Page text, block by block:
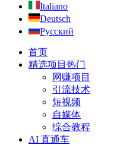
Italiano
Deutsch
Русский
首页
精选项目 热门
网赚项目
引流技术
短视频
自媒体
综合教程
AI 直通车